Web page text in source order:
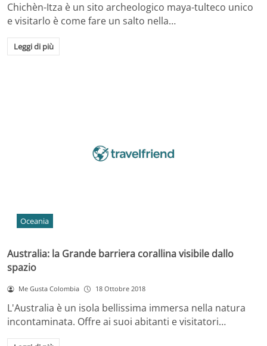
Chichèn-Itza è un sito archeologico maya-tulteco unico
e visitarlo è come fare un salto nella…
Leggi di più
Oceania
Australia: la Grande barriera corallina visibile dallo
spazio
Me Gusta Colombia 18 Ottobre 2018
L'Australia è un isola bellissima immersa nella natura
incontaminata. Offre ai suoi abitanti e visitatori…